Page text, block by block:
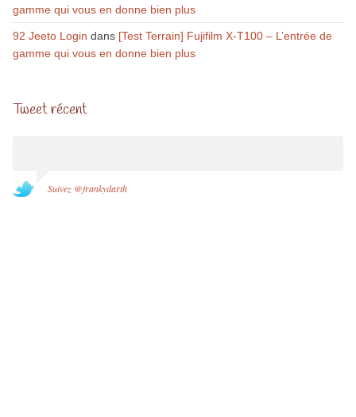
gamme qui vous en donne bien plus
92 Jeeto Login dans [Test Terrain] Fujifilm X-T100 – L’entrée de
gamme qui vous en donne bien plus
Tweet récent
Suivez @frankydarth